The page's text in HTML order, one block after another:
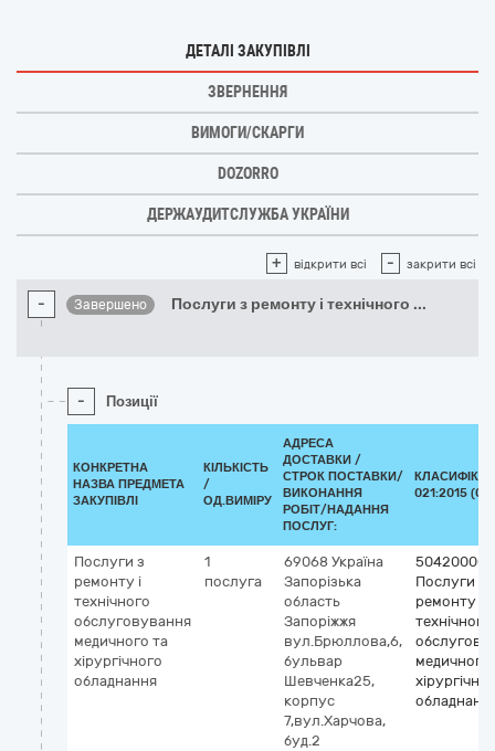
ДЕТАЛІ ЗАКУПІВЛІ
ЗВЕРНЕННЯ
ВИМОГИ/СКАРГИ
DOZORRO
ДЕРЖАУДИТСЛУЖБА УКРАЇНИ
+ відкрити всі - закрити всі
- Завершено Послуги з ремонту і технічного ...
- Позиції
КОНКРЕТНА
НАЗВА ПРЕДМЕТА
ЗАКУПІВЛІ
КІЛЬКІСТЬ
/
ОД.ВИМІРУ
АДРЕСА
ДОСТАВКИ /
СТРОК ПОСТАВКИ/
ВИКОНАННЯ
РОБІТ/НАДАННЯ
ПОСЛУГ:
021:2015
Послуги з
ремонту і
технічного
обслуговування
медичного та
хірургічного
обладнання
1
послуга
69068 Україна
Запорізька
область
Запоріжжя
вул.Брюллова,6,
бульвар
Шевченка25,
корпус
7,вул.Харчова,
буд.2
Послуги з
ремонту і
технічного
медичного